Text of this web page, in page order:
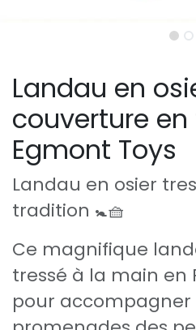
Landau en
couverture
Egmont Toys
Landau en osier
tradition 🚼🧺
Ce magnifique
tressé à la main en
pour accompagner